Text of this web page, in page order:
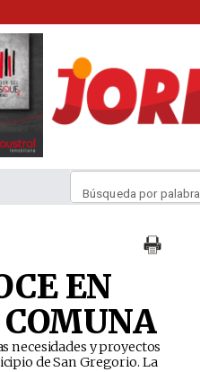
Búsqueda por palabra
EN
necesidades y proyectos
de San Gregorio. La